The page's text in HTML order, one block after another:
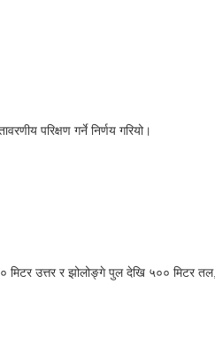
परिक्षण गर्ने निर्णय गरियो।
उत्तर र झोलोङ्गे पुल देखि ५०० मिटर तल,